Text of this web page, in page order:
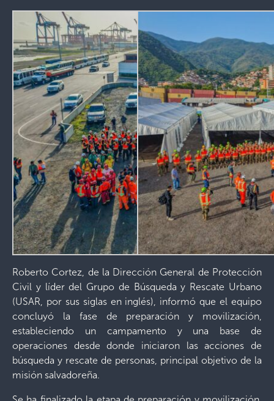
Roberto Cortez, de la Dirección General de Protección
Civil y líder del Grupo de Búsqueda y Rescate Urbano
(USAR, por sus siglas en inglés), informó que el equipo
concluyó la fase de preparación y movilización,
estableciendo un campamento y una base de
operaciones desde donde iniciaron las acciones de
búsqueda y rescate de personas, principal objetivo de la
misión salvadoreña.